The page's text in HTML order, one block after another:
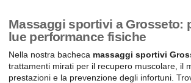
Massaggi sportivi a Grosseto:
lue performance fisiche
Nella nostra bacheca massaggi sportivi
trattamenti mirati per il recupero muscolare, il
prestazioni e la prevenzione degli infortuni.